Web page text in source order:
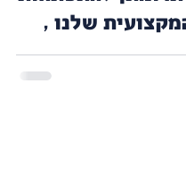
והמקצועית שלנו ,
"לייצר" כאלה?